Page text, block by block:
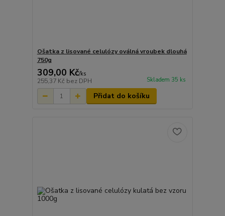
Ošatka z lisované celulózy oválná vroubek dlouhá
750g
309,00 Kč/ks
255,37 Kč bez DPH Skladem 35 ks
Přidat do košíku